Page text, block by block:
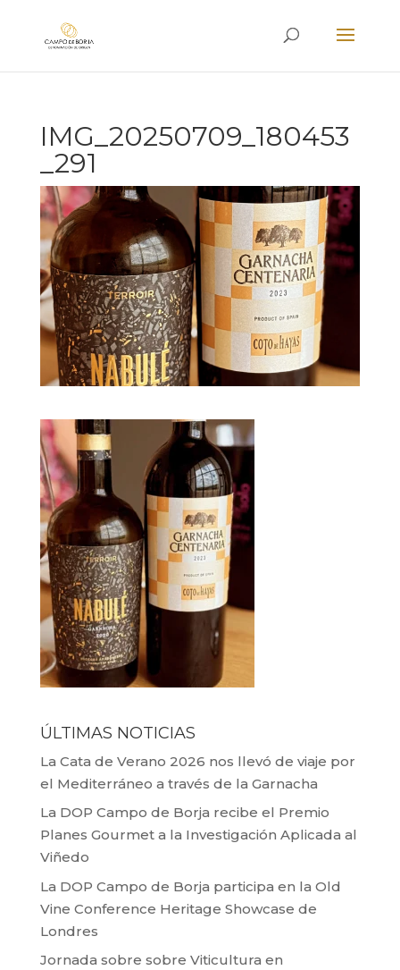
IMG_20250709_180453
_291
ÚLTIMAS NOTICIAS
La Cata de Verano 2026 nos llevó de viaje por
el Mediterráneo a través de la Garnacha
La DOP Campo de Borja recibe el Premio
Planes Gourmet a la Investigación Aplicada al
Viñedo
La DOP Campo de Borja participa en la Old
Vine Conference Heritage Showcase de
Londres
Jornada sobre sobre Viticultura en